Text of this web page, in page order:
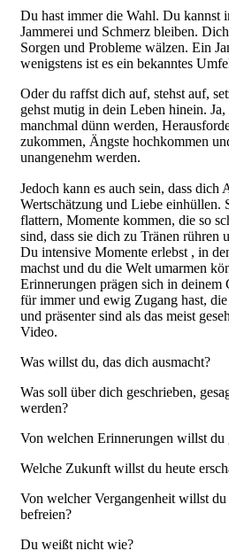
Du hast immer die Wahl. Du kannst
Jammerei und Schmerz bleiben.
Sorgen und Probleme wälzen. Ein
wenigstens ist es ein bekanntes
Oder du raffst dich auf, stehst auf,
gehst mutig in dein Leben hinein.
manchmal dünn werden,
zukommen, Ängste hochkommen
unangenehm werden.
Jedoch kann es auch sein, dass dich
Wertschätzung und Liebe einhüllen.
flattern, Momente kommen, die so
sind, dass sie dich zu Tränen rühren
Du intensive Momente erlebst , in
machst und du die Welt umarmen
Erinnerungen prägen sich in deinem
für immer und ewig Zugang hast,
und präsenter sind als das meist
Video.
Was willst du, das dich ausmacht?
Was soll über dich geschrieben,
werden?
Von welchen Erinnerungen willst du
Welche Zukunft willst du heute
Von welcher Vergangenheit willst
befreien?
Du weißt nicht wie?